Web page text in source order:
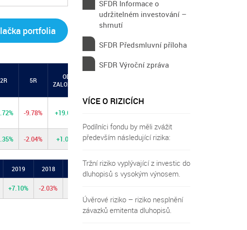
portfolia
2R 5R
OD
ZALOŽENÍ
-9.78% +19.04%
-2.04% +1.02%
2019 2018 2015
+7.10% -2.03%
SFDR Informace o
udržitelném investování –
shrnutí
SFDR Předsmluvní příloha
SFDR Výroční zpráva
VÍCE O RIZICÍCH
Podílníci fondu by měli zvážit
především následující rizika:
Tržní riziko vyplývající z investic do
dluhopisů s vysokým výnosem.
Úvěrové riziko – riziko nesplnění
závazků emitenta dluhopisů.